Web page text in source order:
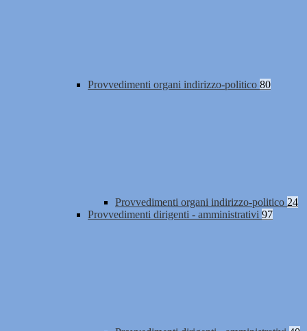
Provvedimenti organi indirizzo-politico 80
Provvedimenti organi indirizzo-politico 24
Provvedimenti dirigenti - amministrativi 97